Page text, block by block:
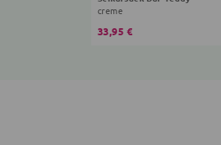
creme
33,95 €